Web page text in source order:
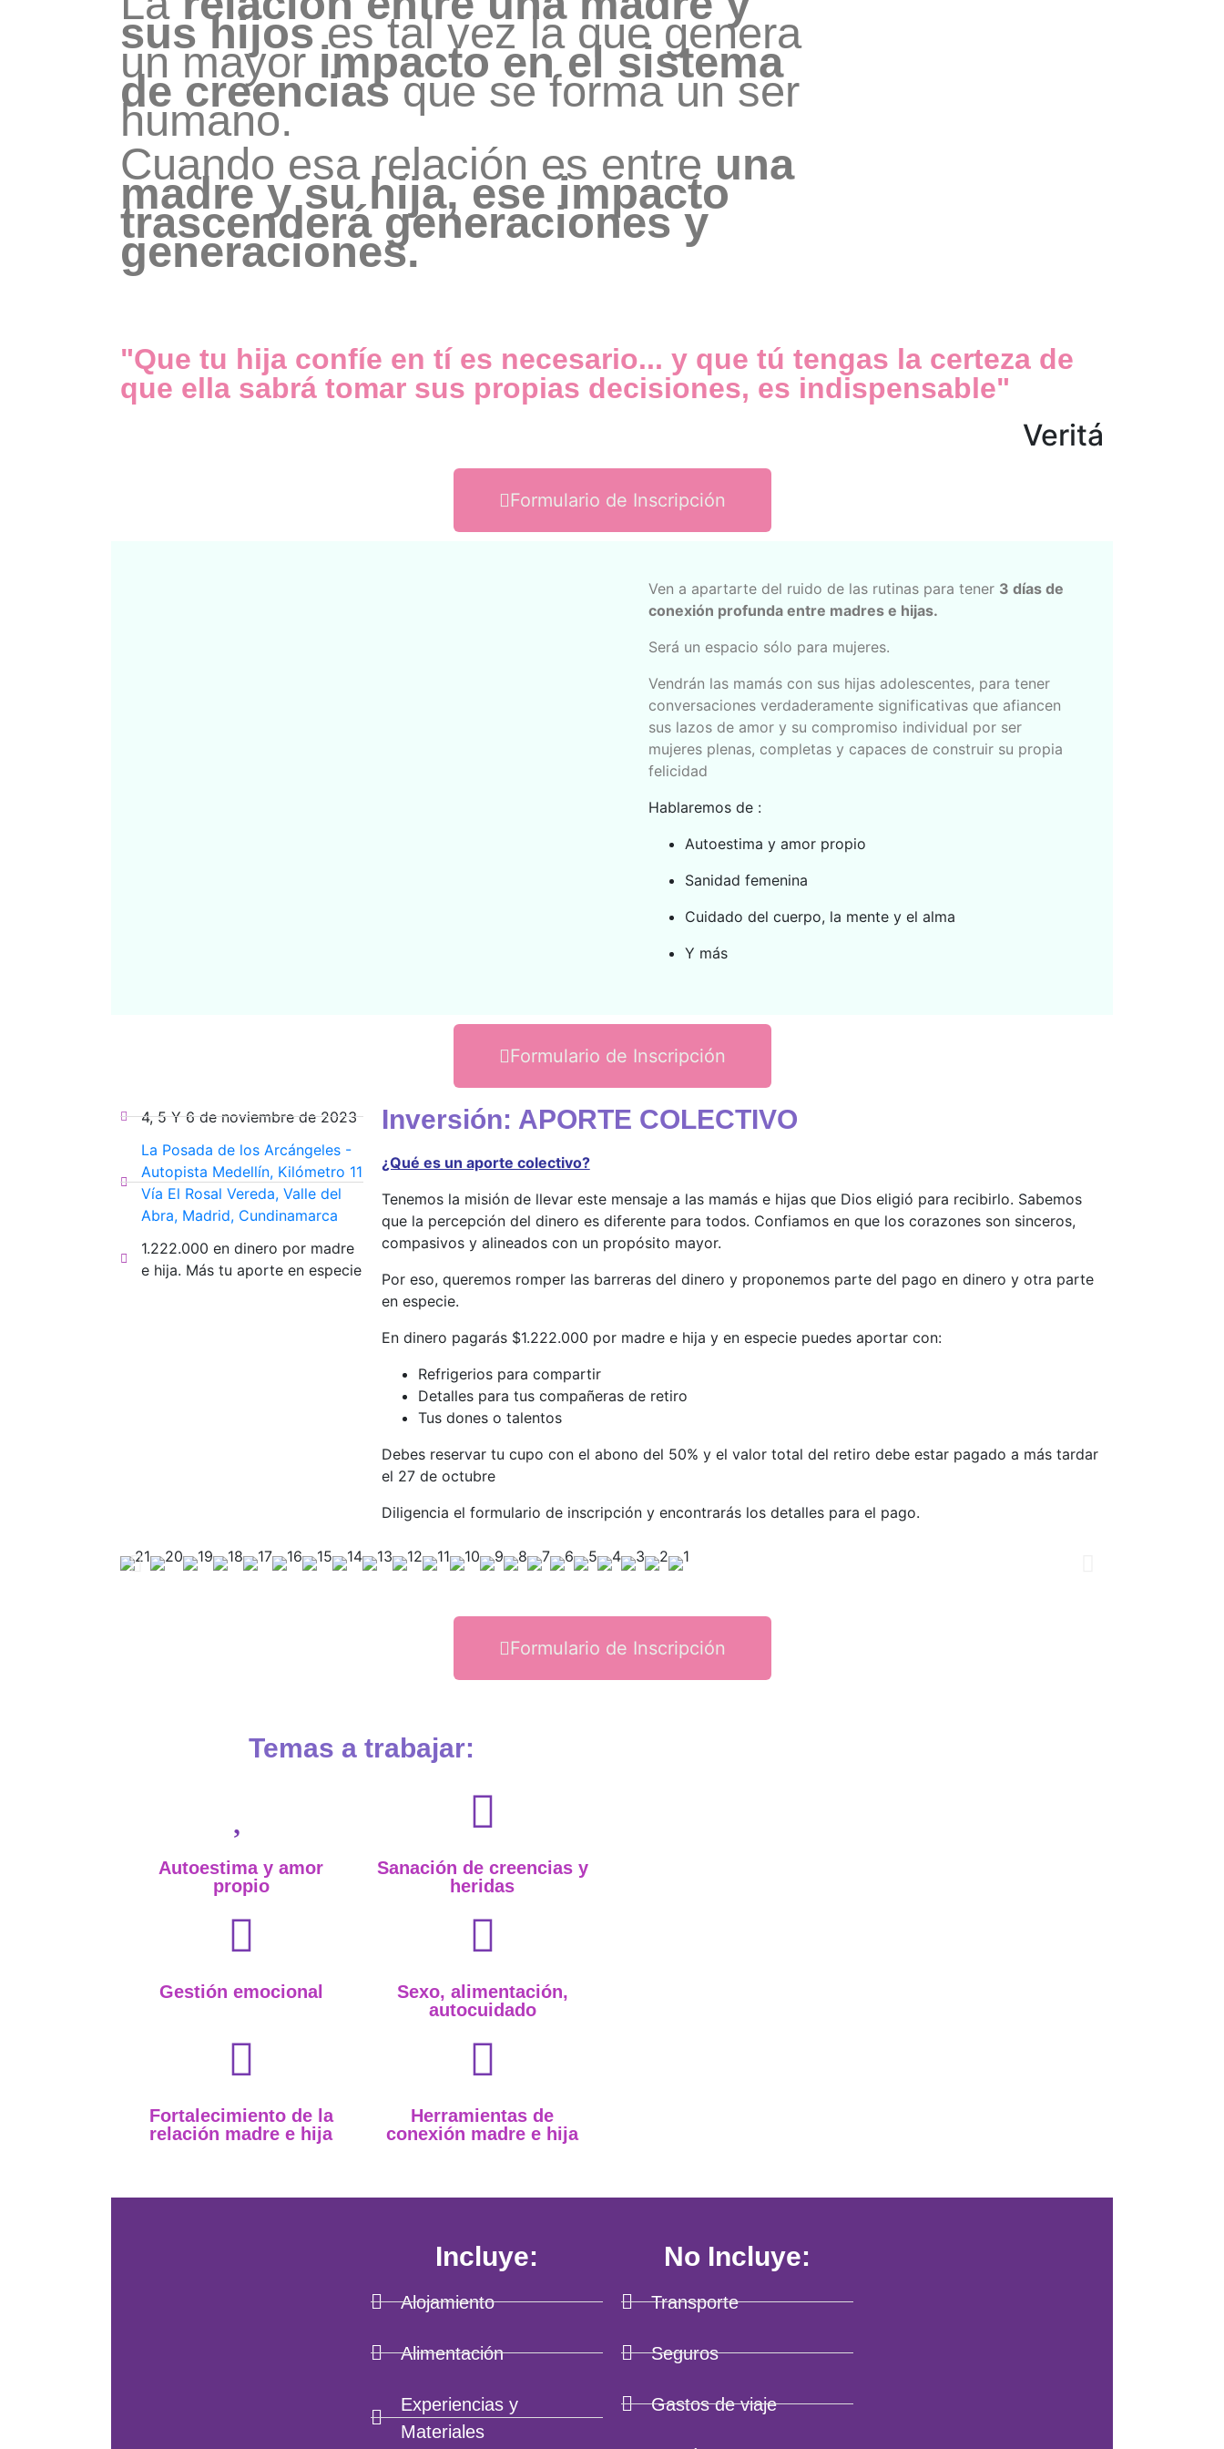
sus hijoses tal vez la que genera
un mayorimpacto en el sistema
de creenciasque se forma un ser
humano.
Cuando esa relación es entre una
madre y su hija, ese impacto
trascenderá generaciones y
generaciones.
"Que tu hija confíe en tí es necesario... y que tú tengas la certeza de
que ella sabrá tomar sus propias decisiones, es indispensable"
Veritá
Formulario de Inscripción
Ven a apartarte del ruido de las rutinas para tener 3 días de
conexión profunda entre madres e hijas.
Será un espacio sólo para mujeres.
Vendrán las mamás con sus hijas adolescentes, para tener
conversaciones verdaderamente significativas que afiancen
sus lazos de amor y su compromiso individual por ser
mujeres plenas, completas y capaces de construir su propia
felicidad
Hablaremos de :
Autoestima y amor propio
Sanidad femenina
Cuidado del cuerpo, la mente y el alma
Y más
Formulario de Inscripción
4, 5 Y 6 de noviembre de 2023
La Posada de los Arcángeles -
Autopista Medellín, Kilómetro 11
Vía El Rosal Vereda, Valle del
Abra, Madrid, Cundinamarca
1.222.000 en dinero por madre
e hija. Más tu aporte en especie
Inversión: APORTE COLECTIVO
¿Qué es un aporte colectivo?
Tenemos la misión de llevar este mensaje a las mamás e hijas que Dios eligió para recibirlo. Sabemos
que la percepción del dinero es diferente para todos. Confiamos en que los corazones son sinceros,
compasivos y alineados con un propósito mayor.
Por eso, queremos romper las barreras del dinero y proponemos parte del pago en dinero y otra parte
en especie.
En dinero pagarás $1.222.000 por madre e hija y en especie puedes aportar con:
Refrigerios para compartir
Detalles para tus compañeras de retiro
Tus dones o talentos
Debes reservar tu cupo con el abono del 50% y el valor total del retiro debe estar pagado a más tardar
el 27 de octubre
Diligencia el formulario de inscripción y encontrarás los detalles para el pago.
Formulario de Inscripción
Temas a trabajar:
Autoestima y amor
propio
Sanación de creencias y
heridas
Gestión emocional
Sexo, alimentación,
autocuidado
Fortalecimiento de la
relación madre e hija
Herramientas de
conexión madre e hija
Incluye:
Alojamiento
Alimentación
Experiencias y
Materiales
No Incluye:
Transporte
Seguros
Gastos de viaje